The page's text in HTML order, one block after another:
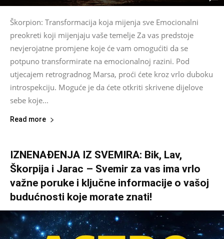
Škorpion: Transformacija koja mijenja sve Emocionalni
preokreti koji mijenjaju vaše temelje Za vas predstoje
nevjerojatne promjene koje će vam omogućiti da se
potpuno transformirate na emocionalnoj razini. Pod
utjecajem retrogradnog Marsa, proći ćete kroz vrlo duboku
introspekciju. Moguće je da ćete otkriti skrivene dijelove
sebe koje...
Read more
IZNENAĐENJA IZ SVEMIRA: Bik, Lav,
Škorpija i Jarac – Svemir za vas ima vrlo
važne poruke i ključne informacije o vašoj
budućnosti koje morate znati!